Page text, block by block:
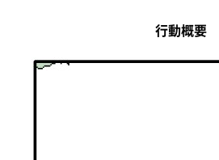
行動概要